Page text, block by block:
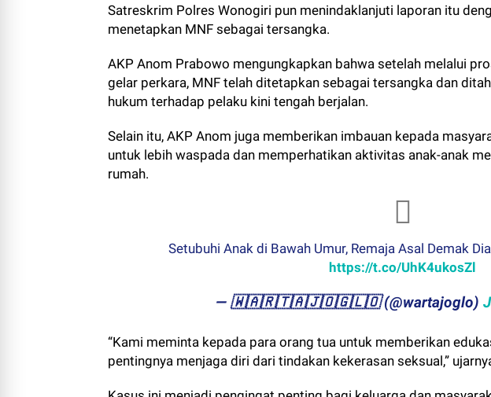
Satreskrim Polres Wonogiri pun menindaklanjuti laporan itu
menetapkan MNF sebagai tersangka.
AKP Anom Prabowo mengungkapkan bahwa setelah melalui
gelar perkara, MNF telah ditetapkan sebagai tersangka dan
hukum terhadap pelaku kini tengah berjalan.
Selain itu, AKP Anom juga memberikan imbauan kepada
untuk lebih waspada dan memperhatikan aktivitas anak-anak
rumah.
Setubuhi Anak di Bawah Umur, Remaja Asal Demak
https://t.co/UhK4ukosZl
— ​🇼​​🇦​​🇷​​🇹​​🇦​​🇯​​🇴​​🇬​​🇱​​🇴 (@wartajoglo)
“Kami meminta kepada para orang tua untuk memberikan
pentingnya menjaga diri dari tindakan kekerasan seksual,”